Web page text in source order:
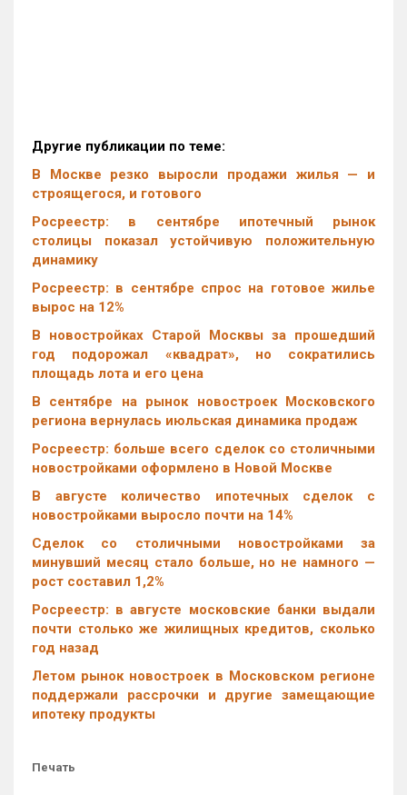
Другие публикации по теме:
В Москве резко выросли продажи жилья — и
строящегося, и готового
Росреестр: в сентябре ипотечный рынок
столицы показал устойчивую положительную
динамику
Росреестр: в сентябре спрос на готовое жилье
вырос на 12%
В новостройках Старой Москвы за прошедший
год подорожал «квадрат», но сократились
площадь лота и его цена
В сентябре на рынок новостроек Московского
региона вернулась июльская динамика продаж
Росреестр: больше всего сделок со столичными
новостройками оформлено в Новой Москве
В августе количество ипотечных сделок с
новостройками выросло почти на 14%
Cделок со столичными новостройками за
минувший месяц стало больше, но не намного —
рост составил 1,2%
Росреестр: в августе московские банки выдали
почти столько же жилищных кредитов, сколько
год назад
Летом рынок новостроек в Московском регионе
поддержали рассрочки и другие замещающие
ипотеку продукты
Печать